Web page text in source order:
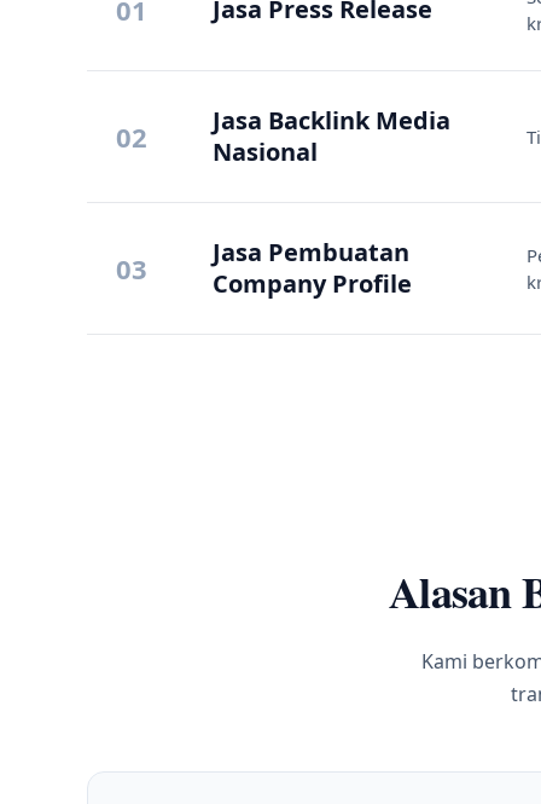
01 Jasa Press Release
02
Jasa Backlink Media
Nasional
03
Jasa Pembuatan
Company Profile
Alasan
Kami